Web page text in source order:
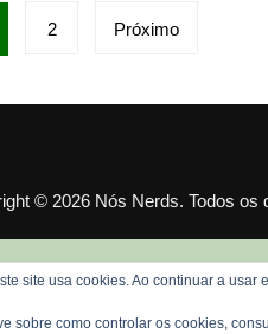
2 Próximo
© 2026 Nós Nerds. Todos os
site usa cookies. Ao continuar a usar
sobre como controlar os cookies,